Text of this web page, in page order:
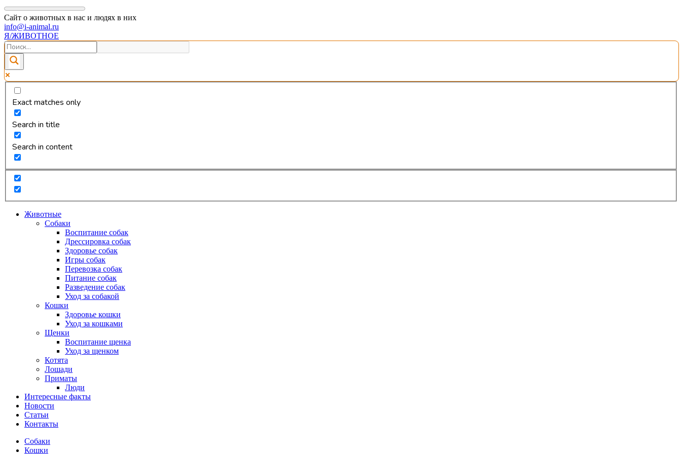
Сайт о животных в нас и людях в них
info@i-animal.ru
Я/ЖИВОТНОЕ
Exact matches only
Search in title
Search in content
Животные
Собаки
Воспитание собак
Дрессировка собак
Здоровье собак
Игры собак
Перевозка собак
Питание собак
Разведение собак
Уход за собакой
Кошки
Здоровье кошки
Уход за кошками
Щенки
Воспитание щенка
Уход за щенком
Котята
Лошади
Приматы
Люди
Интересные факты
Новости
Статьи
Контакты
Собаки
Кошки